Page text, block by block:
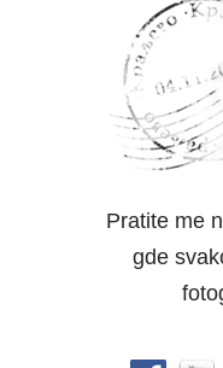
Pratite me
gde